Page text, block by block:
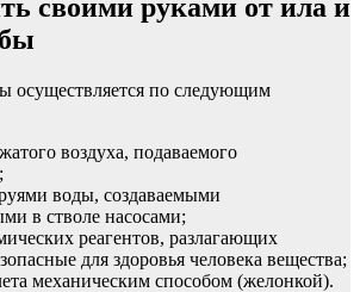
своими руками от ила и
осуществляется по следующим
воздуха, подаваемого
воды, создаваемыми
в стволе насосами;
реагентов, разлагающих
для здоровья человека вещества;
механическим способом (желонкой).